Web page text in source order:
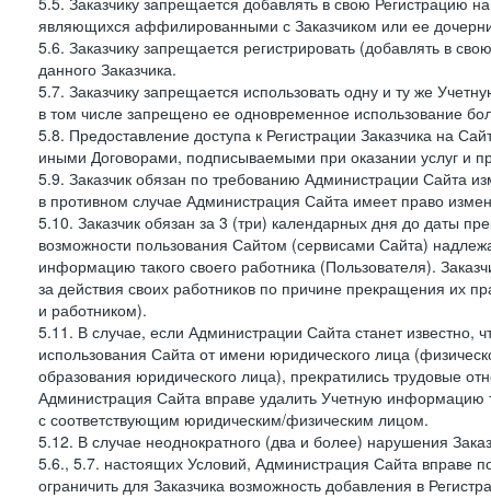
являющихся аффилированными с Заказчиком или ее
5.6. Заказчику запрещается регистрировать (добавлять в
данного Заказчика.
5.7. Заказчику запрещается использовать одну и ту же
в том числе запрещено ее одновременное использование
5.8. Предоставление доступа к Регистрации Заказчика на
иными Договорами, подписываемыми при оказании услуг и
5.9. Заказчик обязан по требованию Администрации Сайта
в противном случае Администрация Сайта имеет право
5.10. Заказчик обязан за 3 (три) календарных дня до даты
возможности пользования Сайтом (сервисами Сайта)
информацию такого своего работника (Пользователя).
за действия своих работников по причине прекращения их
и работником).
5.11. В случае, если Администрации Сайта станет
использования Сайта от имени юридического лица
образования юридического лица), прекратились трудовые
Администрация Сайта вправе удалить Учетную информацию
с соответствующим юридическим/физическим лицом.
5.12. В случае неоднократного (два и более) нарушения
5.6., 5.7. настоящих Условий, Администрация Сайта вправе
ограничить для Заказчика возможность добавления в